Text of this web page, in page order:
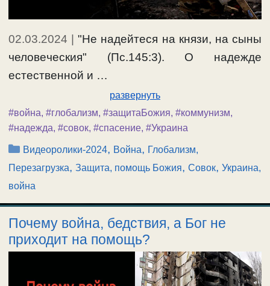
02.03.2024 |"Не надeйтеся на князи, на сыны
человeческия" (Пс.145:3). О надежде
естественной и …
развернуть
#война, #глобализм, #защитаБожия, #коммунизм,
#надежда, #совок, #спасение, #Украина
Рубрики
Видеоролики-2024, Война, Глобализм,
Перезагрузка, Защита, помощь Божия, Совок, Украина,
война
Почему война, бедствия, а Бог не
приходит на помощь?